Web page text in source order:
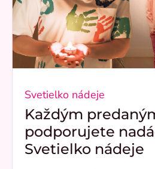
Svetielko nádeje
Každým
podporujete
Svetielko nádeje